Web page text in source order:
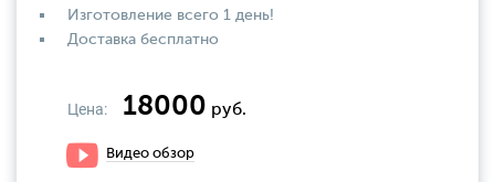
Изготовление всего 1 день!
Доставка бесплатно
Цена: 18000 руб.
Видео обзор